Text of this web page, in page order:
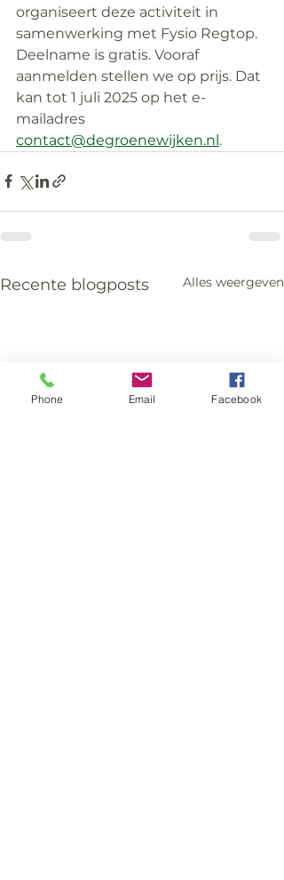
organiseert deze activiteit in
samenwerking met Fysio Regtop.
Deelname is gratis. Vooraf
aanmelden stellen we op prijs. Dat
kan tot 1 juli 2025 op het e-
mailadres
contact@degroenewijken.nl.
Recente blogposts Alles weergeven
Phone Email Facebook